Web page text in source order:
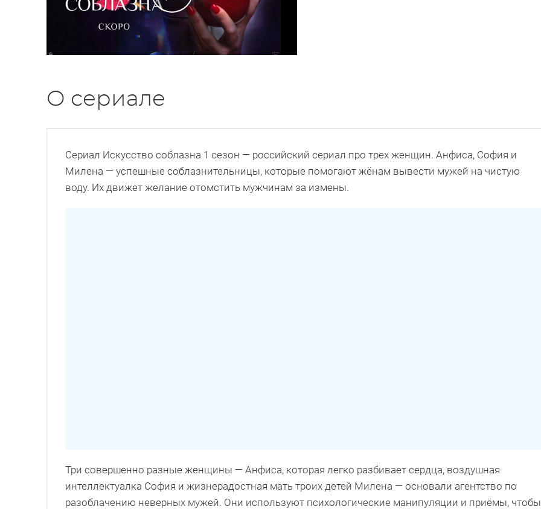
О сериале
Сериал Искусство соблазна 1 сезон — российский сериал про трех женщин. Анфиса, София и
Милена — успешные соблазнительницы, которые помогают жёнам вывести мужей на чистую
воду. Их движет желание отомстить мужчинам за измены.
Три совершенно разные женщины — Анфиса, которая легко разбивает сердца, воздушная
интеллектуалка София и жизнерадостная мать троих детей Милена — основали агентство по
разоблачению неверных мужей. Они используют психологические манипуляции и приёмы, чтобы